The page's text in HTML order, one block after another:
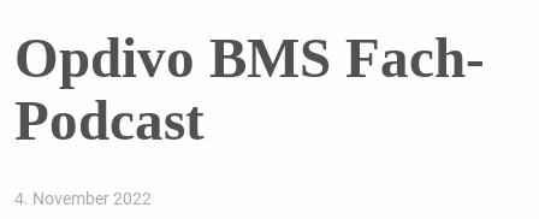
Opdivo BMS Fach-
Podcast
4. November 2022